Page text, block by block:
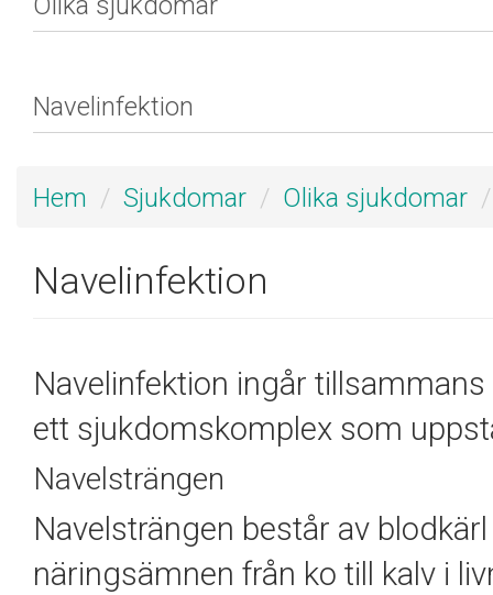
Hem Sjukdomar Olika sjukdomar
Navelinfektion
Navelinfektion ingår
ett sjukdomskomplex som
Navelsträngen
Navelsträngen består av
näringsämnen från ko till kalv i